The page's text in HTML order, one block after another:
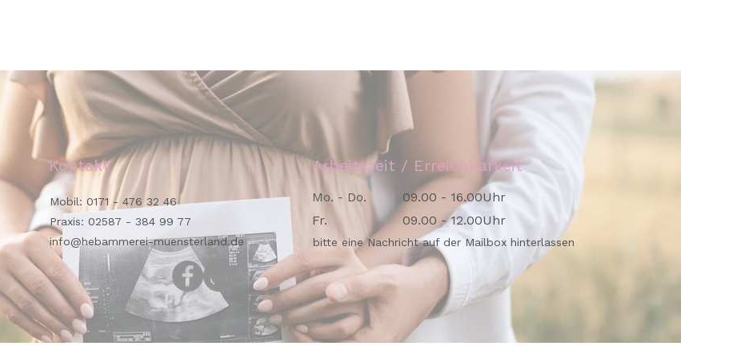
Kontakt
Mobil: 0171 - 476 32 46
Praxis: 02587 - 384 99 77
info@hebammerei-muensterland.de
Arbeitszeit / Erreichbarkeit
Mo. - Do.
Fr.
09.00 - 16.00Uhr
09.00 - 12.00Uhr
bitte eine Nachricht auf der Mailbox hinterlassen